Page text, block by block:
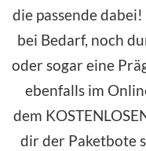
die passende
bei Bedarf, noch
oder sogar eine
ebenfalls im
dem
dir der Paketbote